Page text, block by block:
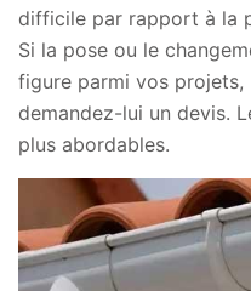
difficile par rapport à la
Si la pose ou le
figure parmi vos projets,
demandez-lui un devis.
plus abordables.